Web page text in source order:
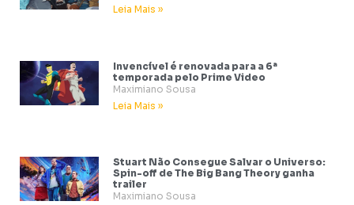
Leia Mais »
Invencível é renovada para a 6ª
temporada pelo Prime Video
Maximiano Sousa
Leia Mais »
Stuart Não Consegue Salvar o Universo:
Spin-off de The Big Bang Theory ganha
trailer
Maximiano Sousa